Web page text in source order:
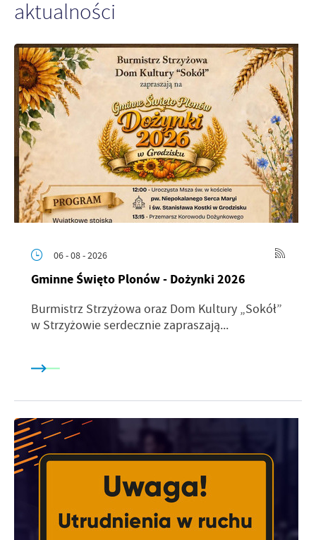
aktualności
06 - 08 - 2026
Gminne Święto Plonów - Dożynki 2026
Burmistrz Strzyżowa oraz Dom Kultury „Sokół”
w Strzyżowie serdecznie zapraszają...